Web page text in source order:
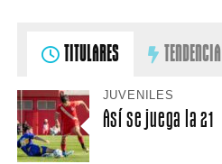
TITULARES TENDENCIA
JUVENILES
Así se juega la 21